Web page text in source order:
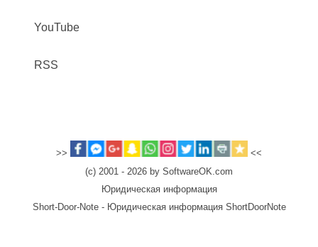
YouTube
RSS
>>
<<
(c) 2001 - 2026 by SoftwareOK.com
Юридическая информация
Short-Door-Note - Юридическая информация ShortDoorNote